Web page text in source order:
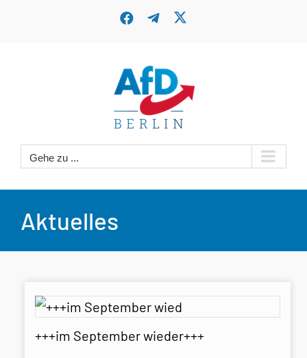
Facebook
Telegram
Gehe zu ...
Aktuelles
+++im September wieder+++